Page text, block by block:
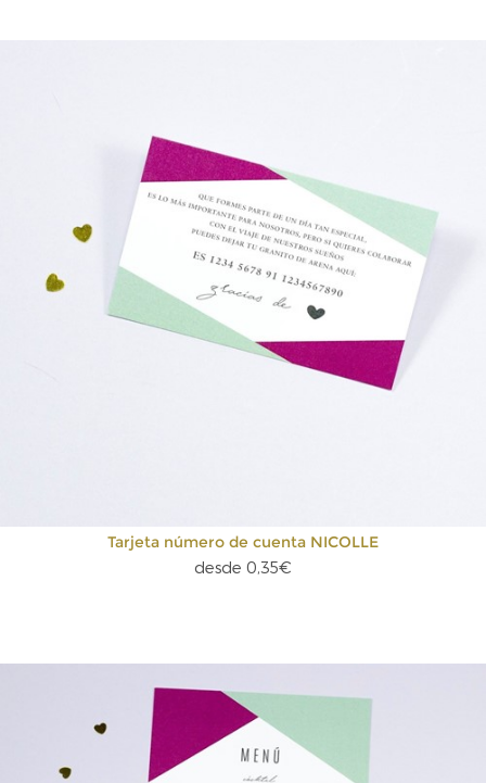
Tarjeta número de cuenta NICOLLE
desde 0,35€